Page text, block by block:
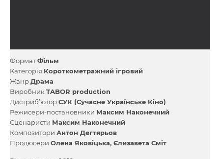
ФорматФільм
Категорія Короткометражний ігровий
ЖанрДрама
Виробник TABOR production
Дистриб’юторСУК (Сучасне Українське Кіно)
Режисери-постановники Максим Наконечний
Сценаристи Максим Наконечний
Композитори Антон Дегтярьов
Продюсери Олена Яковіцька Єлизавета Сміт